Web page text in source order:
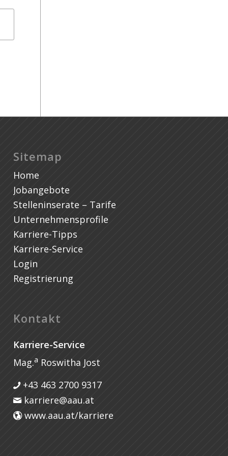
Sitemap
Home
Jobangebote
Stelleninserate – Tarife
Unternehmensprofile
Karriere-Tipps
Karriere-Service
Login
Registrierung
Kontakt
Karriere-Service
Mag.a Roswitha Jost
+43 463 2700 9317
karriere@aau.at
www.aau.at/karriere